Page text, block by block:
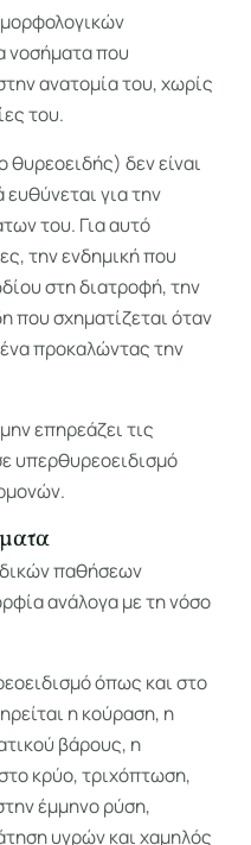
νοσήματα που
ανατομία του, χωρίς
του.
δεν είναι
για την
του. Για αυτό
την ενδημική που
στη διατροφή, την
που σχηματίζεται όταν
προκαλώντας την
επηρεάζει τις
υπερθυρεοειδισμό
παθήσεων
ανάλογα με τη νόσο
όπως και στο
η κούραση, η
βάρους, η
κρύο, τριχόπτωση,
έμμηνο ρύση,
υγρών και χαμηλός